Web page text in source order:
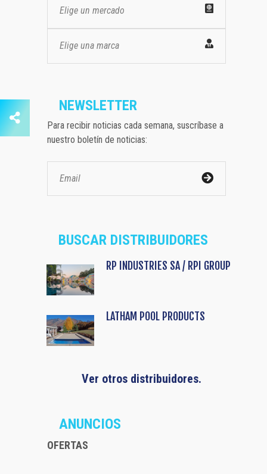
Elige un mercado
Elige una marca
NEWSLETTER
Para recibir noticias cada semana, suscríbase a
nuestro boletín de noticias:
BUSCAR DISTRIBUIDORES
RP INDUSTRIES SA / RPI GROUP
LATHAM POOL PRODUCTS
Ver otros distribuidores.
ANUNCIOS
OFERTAS